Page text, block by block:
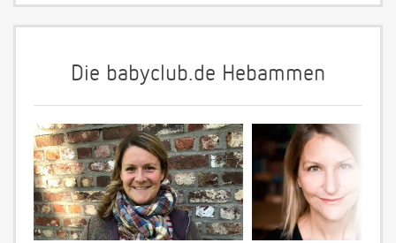
Die babyclub.de Hebammen